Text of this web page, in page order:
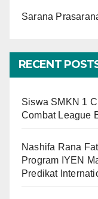
Sarana
RECENT
Siswa SMKN 1
Combat League
Nashifa Rana
Program IYEN
Predikat